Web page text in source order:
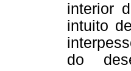
interior
intuito
do